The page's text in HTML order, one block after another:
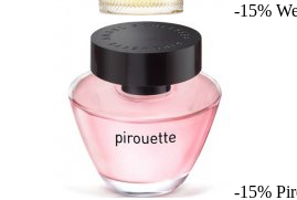
-15%
-15%